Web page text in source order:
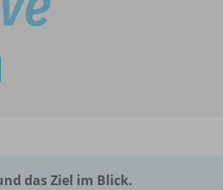
das Ziel im Blick.